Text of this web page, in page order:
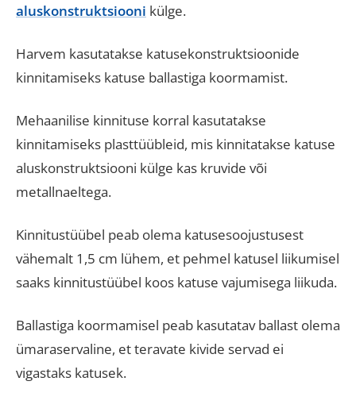
aluskonstruktsiooni külge.
Harvem kasutatakse katusekonstruktsioonide
kinnitamiseks katuse ballastiga koormamist.
Mehaanilise kinnituse korral kasutatakse
kinnitamiseks plasttüübleid, mis kinnitatakse katuse
aluskonstruktsiooni külge kas kruvide või
metallnaeltega.
Kinnitustüübel peab olema katusesoojustusest
vähemalt 1,5 cm lühem, et pehmel katusel liikumisel
saaks kinnitustüübel koos katuse vajumisega liikuda.
Ballastiga koormamisel peab kasutatav ballast olema
ümaraservaline, et teravate kivide servad ei
vigastaks katusek.